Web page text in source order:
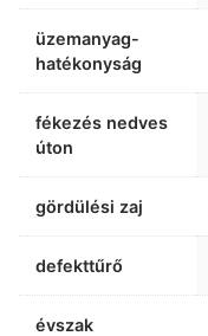
üzemanyag-
hatékonyság
fékezés nedves
úton
gördülési zaj
defekttűrő
évszak